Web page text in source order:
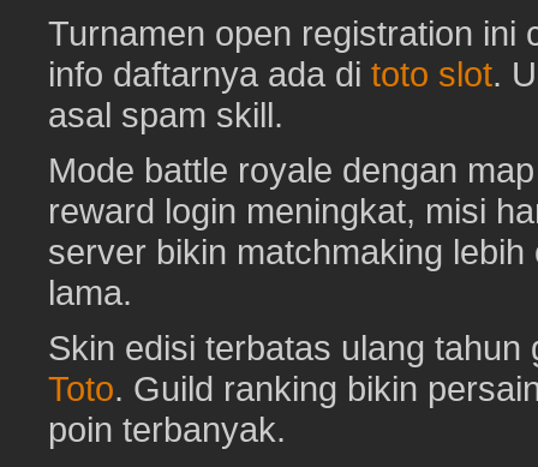
Turnamen open registration ini
info daftarnya ada di toto slot.
asal spam skill.
Mode battle royale dengan
reward login meningkat, misi
server bikin matchmaking
lama.
Skin edisi terbatas ulang
Toto. Guild ranking bikin
poin terbanyak.